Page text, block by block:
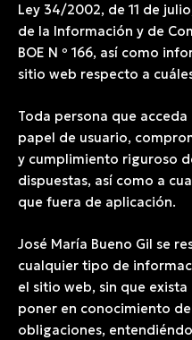
Ley 34/2002, de 11 de
de la Información y de
BOE N º 166, así como
sitio web respecto a
Toda persona que
papel de usuario,
y cumplimiento riguroso
dispuestas, así como a
que fuera de aplicación.
José María Bueno Gil se
cualquier tipo de
el sitio web, sin que
poner en conocimiento
obligaciones,